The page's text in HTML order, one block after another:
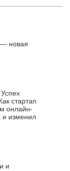
новая
стартап
онлайн-
и изменил
и